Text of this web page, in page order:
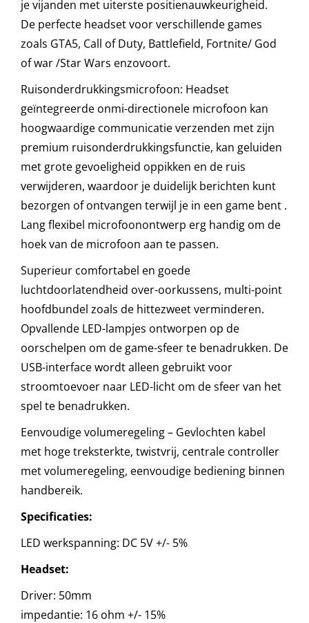
je vijanden met uiterste positienauwkeurigheid.
De perfecte headset voor verschillende games
zoals GTA5, Call of Duty, Battlefield, Fortnite/ God
of war /Star Wars enzovoort.
Ruisonderdrukkingsmicrofoon: Headset
geïntegreerde onmi-directionele microfoon kan
hoogwaardige communicatie verzenden met zijn
premium ruisonderdrukkingsfunctie, kan geluiden
met grote gevoeligheid oppikken en de ruis
verwijderen, waardoor je duidelijk berichten kunt
bezorgen of ontvangen terwijl je in een game bent .
Lang flexibel microfoonontwerp erg handig om de
hoek van de microfoon aan te passen.
Superieur comfortabel en goede
luchtdoorlatendheid over-oorkussens, multi-point
hoofdbundel zoals de hittezweet verminderen.
Opvallende LED-lampjes ontworpen op de
oorschelpen om de game-sfeer te benadrukken. De
USB-interface wordt alleen gebruikt voor
stroomtoevoer naar LED-licht om de sfeer van het
spel te benadrukken.
Eenvoudige volumeregeling – Gevlochten kabel
met hoge treksterkte, twistvrij, centrale controller
met volumeregeling, eenvoudige bediening binnen
handbereik.
Specificaties:
LED werkspanning: DC 5V +/- 5%
Headset:
Driver: 50mm
impedantie: 16 ohm +/- 15%